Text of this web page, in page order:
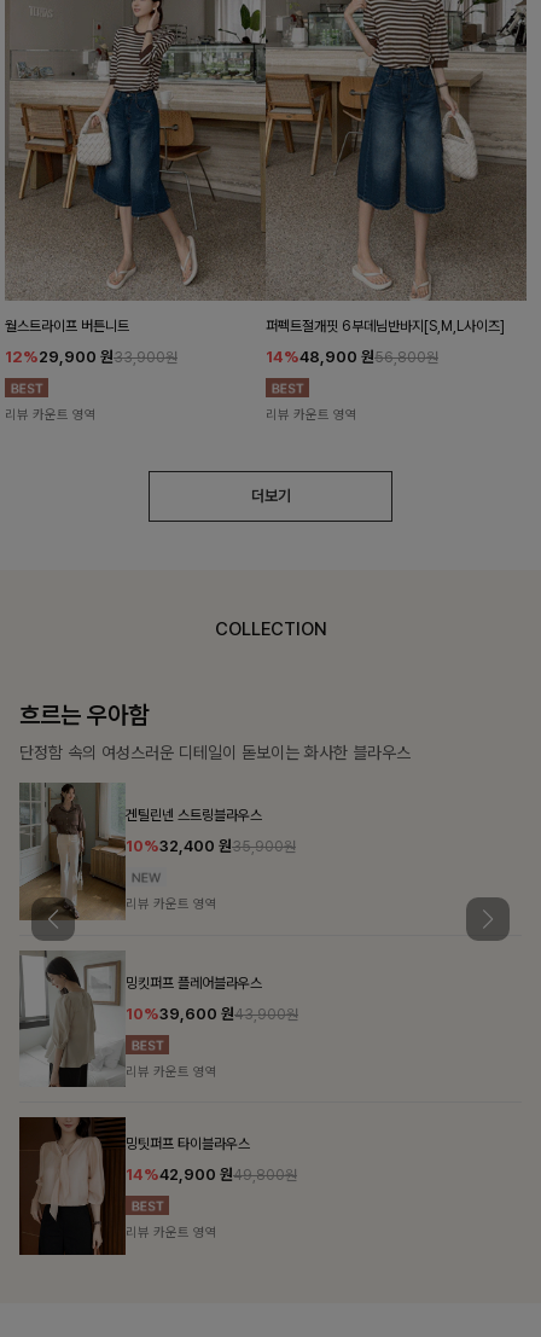
월스트라이프 버튼니트
12%29,900 원33,900원
리뷰 카운트 영역
퍼펙트절개핏 6부데님반바지[S,M,L사이즈]
14%48,900 원56,800원
리뷰 카운트 영역
더보기
COLLECTION
가벼운 계절감
탄탄한 소재와 깔끔한 핏, 매일 손이 가는 데일리 티셔츠
몽즐라운드 베이직티셔츠
10%15,300 원16,900원
리뷰 카운트 영역
칠킷배색 프린팅맨투맨티
10%20,700 원22,900원
리뷰 카운트 영역
16,200 17,900원
리뷰 카운트 영역